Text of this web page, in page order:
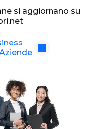
si aggiornano su